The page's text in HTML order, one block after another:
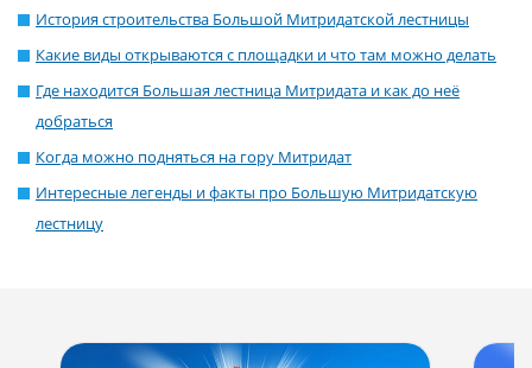
История строительства Большой Митридатской лестницы
Какие виды открываются с площадки и что там можно делать
Где находится Большая лестница Митридата и как до неё
добраться
Когда можно подняться на гору Митридат
Интересные легенды и факты про Большую Митридатскую
лестницу